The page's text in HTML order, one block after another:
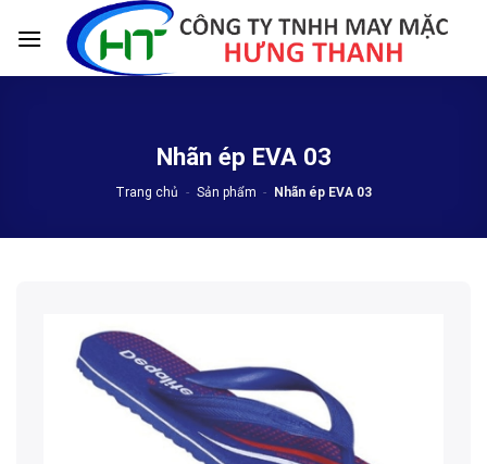
Nhãn ép EVA 03
Trang chủ - Sản phẩm - Nhãn ép EVA 03